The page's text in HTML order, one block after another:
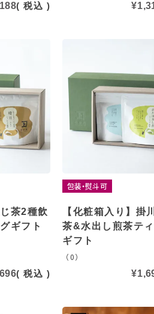
税込
¥
茶2種飲
ギフト
税込
包装・熨斗可
【化粧箱入り】掛
茶&水出し煎茶テ
ギフト
（0）
¥